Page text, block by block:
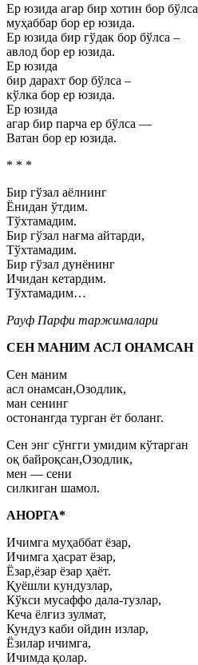
Ер юзида агар бир хотин бор бўлса
муҳаббар бор ер юзида.
Ер юзида бир гўдак бор бўлса –
авлод бор ер юзида.
Ер юзида
бир дарахт бор бўлса –
кўлка бор ер юзида.
Ер юзида
агар бир парча ер бўлса —
Ватан бор ер юзида.
* * *
Бир гўзал аёлнинг
Ёнидан ўтдим.
Тўхтамадим.
Бир гўзал нағма айтарди,
Тўхтамадим.
Бир гўзал дунёнинг
Ичидан кетардим.
Тўхтамадим…
Рауф Парфи таржималари
СЕН МАНИМ АСЛ ОНАМСАН
Сен маним
асл онамсан,Озодлик,
ман сенинг
остонангда турган ёт боланг.
Сен энг сўнгги умидим кўтарган
оқ байроқсан,Озодлик,
мен — сени
силкиган шамол.
АНОРГА*
Ичимга муҳаббат ёзар,
Ичимга ҳасрат ёзар,
Ёзар,ёзар ёзар ҳаёт.
Қуёшли кундузлар,
Кўкси мусаффо дала-тузлар,
Кеча ёлғиз зулмат,
Кундуз каби ойдин излар,
Ёзилар ичимга,
Ичимда қолар.